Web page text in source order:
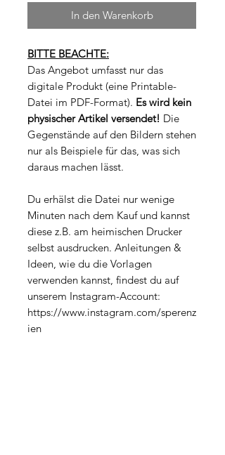
In den Warenkorb
BITTE BEACHTE:
Das Angebot umfasst nur das
digitale Produkt (eine Printable-
Datei im PDF-Format). Es wird kein
physischer Artikel versendet! Die
Gegenstände auf den Bildern stehen
nur als Beispiele für das, was sich
daraus machen lässt.
Du erhälst die Datei nur wenige
Minuten nach dem Kauf und kannst
diese z.B. am heimischen Drucker
selbst ausdrucken. Anleitungen &
Ideen, wie du die Vorlagen
verwenden kannst, findest du auf
unserem Instagram-Account:
https://www.instagram.com/sperenz
ien